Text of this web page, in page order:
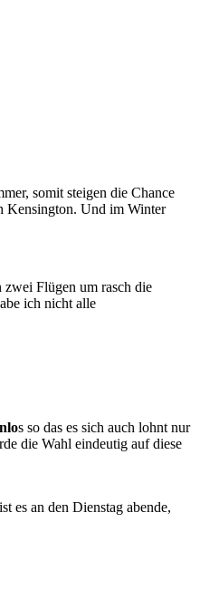
somit steigen die Chance
Kensington. Und im Winter
zwei Flügen um rasch die
ich nicht alle
s so das es sich auch lohnt nur
die Wahl eindeutig auf diese
es an den Dienstag abende,